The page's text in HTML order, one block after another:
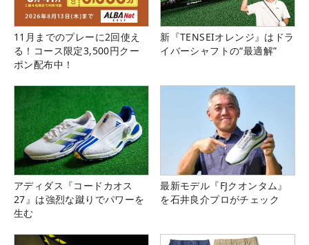
11月までのプレーに2回使え
る！コース限定3,500円クー
ポン配布中！
新『TENSEIオレンジ』はドラ
イバーシャフトの“最適解”
アディダス『コードカオス
27』は強烈な蹴りでパワーを
生む
最新モデル『FJクオンタム』
を石井良介プロがチェック